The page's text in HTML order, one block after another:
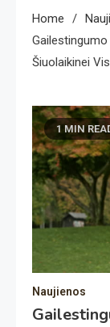
Home
Šiuolaikinei
1 MIN
Naujienos